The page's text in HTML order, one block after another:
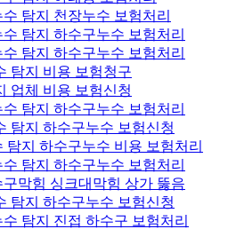
탐지 천장누수 보험처리
탐지 하수구누수 보험처리
탐지 하수구누수 보험처리
탐지 비용 보험청구
업체 비용 보험신청
수 탐지 하수구누수 보험처리
탐지 하수구누수 보험신청
탐지 하수구누수 비용 보험처리
탐지 하수구누수 보험처리
막힘 싱크대막힘 상가 뚫음
탐지 하수구누수 보험신청
탐지 진접 하수구 보험처리